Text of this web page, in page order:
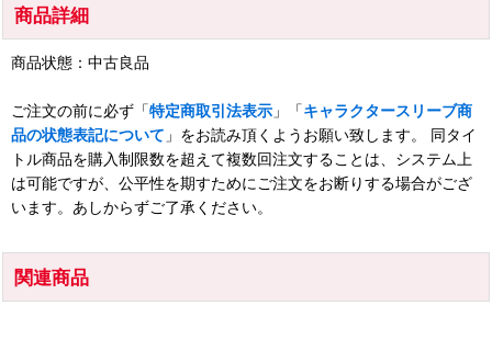
商品詳細
商品状態：中古良品
ご注文の前に必ず「特定商取引法表示 」「キャラクタースリーブ商
品の状態表記について 」をお読み頂くようお願い致します。 同タイ
トル商品を購入制限数を超えて複数回注文することは、システム上
は可能ですが、公平性を期すためにご注文をお断りする場合がござ
います。あしからずご了承ください。
関連商品